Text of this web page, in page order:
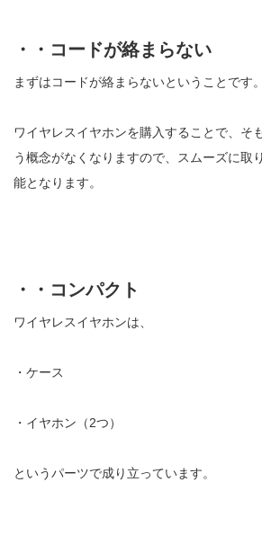
・・コードが絡まらない
まずはコードが絡まらないということです。
ワイヤレスイヤホンを購入することで、そ
う概念がなくなりますので、スムーズに取
能となります。
・・コンパクト
ワイヤレスイヤホンは、
・ケース
・イヤホン（2つ）
というパーツで成り立っています。